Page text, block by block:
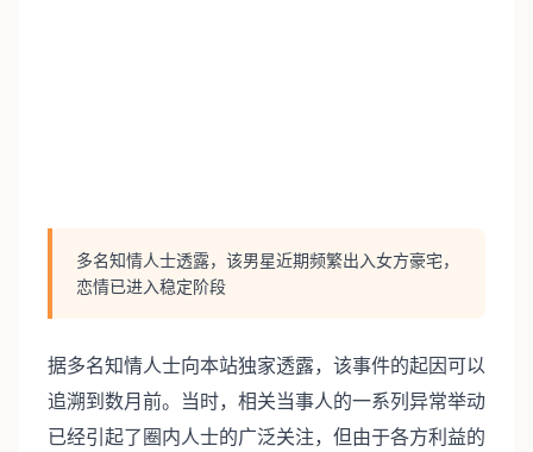
多名知情人士透露，该男星近期频繁出入女方豪宅，
恋情已进入稳定阶段
据多名知情人士向本站独家透露，该事件的起因可以
追溯到数月前。当时，相关当事人的一系列异常举动
已经引起了圈内人士的广泛关注，但由于各方利益的